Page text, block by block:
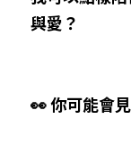
聯絡我們
與愛？
👀 你可能會